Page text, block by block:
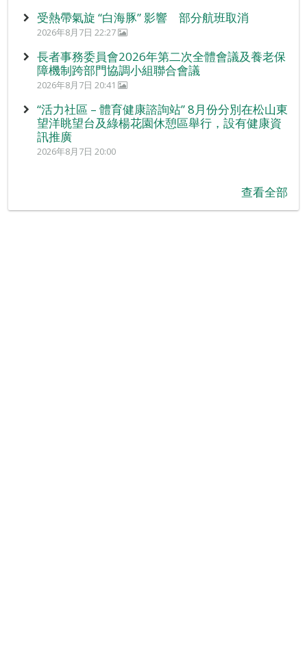
受熱帶氣旋 “白海豚” 影響 部分航班取消
2026年8月7日 22:27
長者事務委員會2026年第二次全體會議及養老保
障機制跨部門協調小組聯合會議
2026年8月7日 20:41
“活力社區 – 體育健康諮詢站” 8月份分別在松山東
望洋眺望台及綠楊花園休憩區舉行，設有健康資
訊推廣
2026年8月7日 20:00
查看全部